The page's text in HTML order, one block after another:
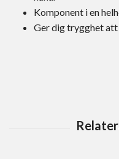
Komponent i en
Ger dig trygghet